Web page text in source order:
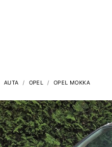
AUTA OPEL OPEL MOKKA